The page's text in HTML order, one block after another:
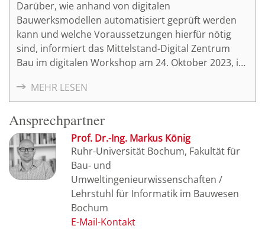
Darüber, wie anhand von digitalen
Bauwerksmodellen automatisiert geprüft werden
kann und welche Voraussetzungen hierfür nötig
sind, informiert das Mittelstand-Digital Zentrum
Bau im digitalen Workshop am 24. Oktober 2023, in
MEHR LESEN
Ansprechpartner
Prof. Dr.-Ing. Markus König
Ruhr-Universität Bochum, Fakultät für
Bau- und
Umweltingenieurwissenschaften /
Lehrstuhl für Informatik im Bauwesen
Bochum